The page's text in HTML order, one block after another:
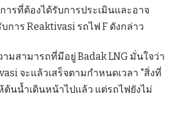
ารที่ต้องได้รับการประเมินและอาจ
การ Reaktivasi รถไฟ F ดังกล่าว
มสามารถที่มีอยู่ Badak LNG มั่นใจว่า
จะแล้วเสร็จตามกำหนดเวลา "สิ่งที่
นน้ำเดินหน้าไปแล้ว แต่รถไฟยังไม่